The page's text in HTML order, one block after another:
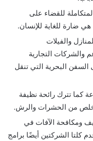
للقضاء على
هي ضارة للغاية للإنسان.
والفيلات
والشركات التجارية
السفن البحرية التي تنقل
كما تترك رائحة نظيفة
من الحشرات والرش.
ومكافحة الآفات في
كلتا الشركتين أيضًا برامج